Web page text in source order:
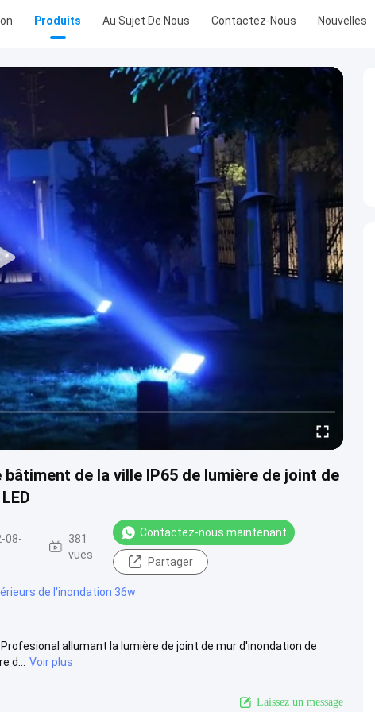
Produits Au Sujet De Nous Contactez-Nous Nouvelles
de la ville IP65 de lumière de joint de
08-
381
vues
Contactez-nous maintenant
Partager
de l'inondation 36w
allumant la lumière de joint de mur d'inondation de
d...
Voir plus
Laissez un message